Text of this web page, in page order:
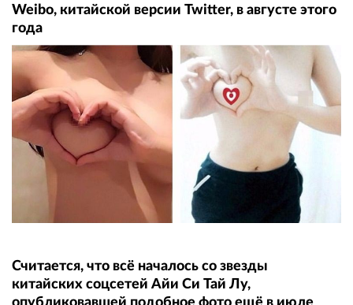
Weibo, китайской версии Twitter, в августе этого
года
Считается, что всё началось со звезды
китайских соцсетей Айи Си Тай Лу,